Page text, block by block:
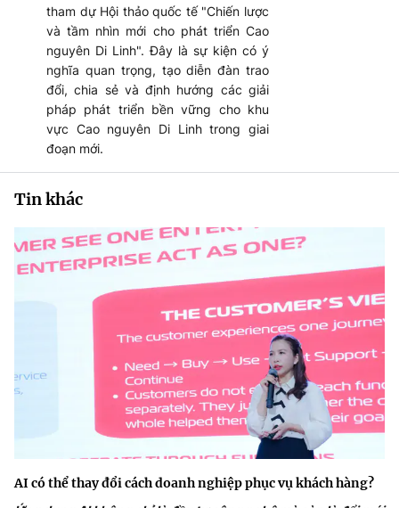
tham dự Hội thảo quốc tế "Chiến lược
và tầm nhìn mới cho phát triển Cao
nguyên Di Linh". Đây là sự kiện có ý
nghĩa quan trọng, tạo diễn đàn trao
đổi, chia sẻ và định hướng các giải
pháp phát triển bền vững cho khu
vực Cao nguyên Di Linh trong giai
đoạn mới.
Tin khác
AI có thể thay đổi cách doanh nghiệp phục vụ khách hàng?